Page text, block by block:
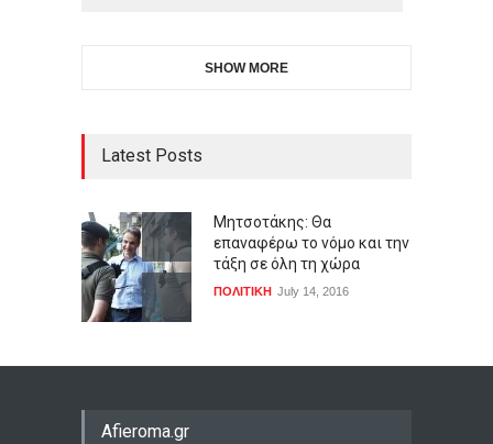
SHOW MORE
Latest Posts
Μητσοτάκης: Θα
επαναφέρω το νόμο και την
τάξη σε όλη τη χώρα
ΠΟΛΙΤΙΚΗ July 14, 2016
Afieroma.gr